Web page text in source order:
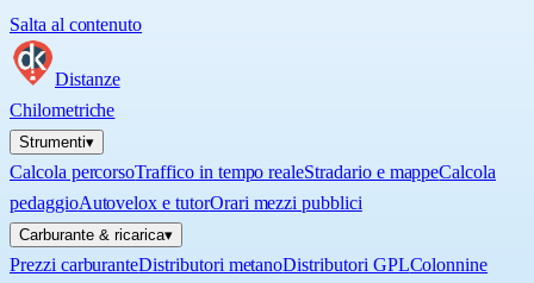
Salta al contenuto
Distanze
Chilometriche
Strumenti▾
Calcola percorsoTraffico in tempo realeStradario e mappeCalcola
pedaggioAutovelox e tutorOrari mezzi pubblici
Carburante & ricarica▾
Prezzi carburanteDistributori metanoDistributori GPLColonnine